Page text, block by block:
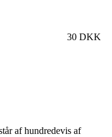
30 DKK
af hundredevis af